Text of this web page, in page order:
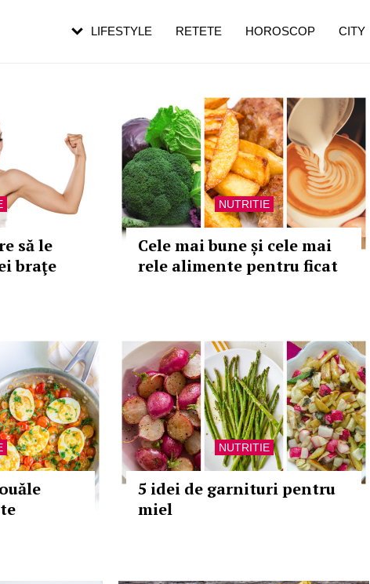
să le
braţe
NUTRITIE
Cele mai bune și cele mai
rele alimente pentru ficat
NUTRITIE
5 idei de garnituri pentru
miel
LIFESTYLE RETETE HOROSCOP CITY
ce înaintezi în vârstă
de dureroasă este investigația